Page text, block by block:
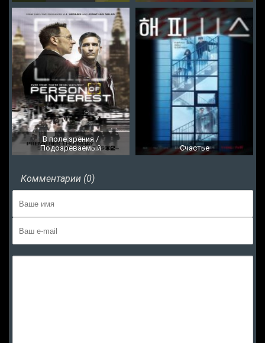
В поле зрения /
Подозреваемый
Счастье
Комментарии (0)